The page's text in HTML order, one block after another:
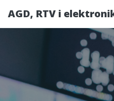
AGD, RTV i